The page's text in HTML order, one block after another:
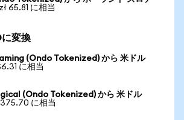
65.81 に相当
に変換
(Ondo Tokenized) から 米ドル
に相当
(Ondo Tokenized) から 米ドル
に相当